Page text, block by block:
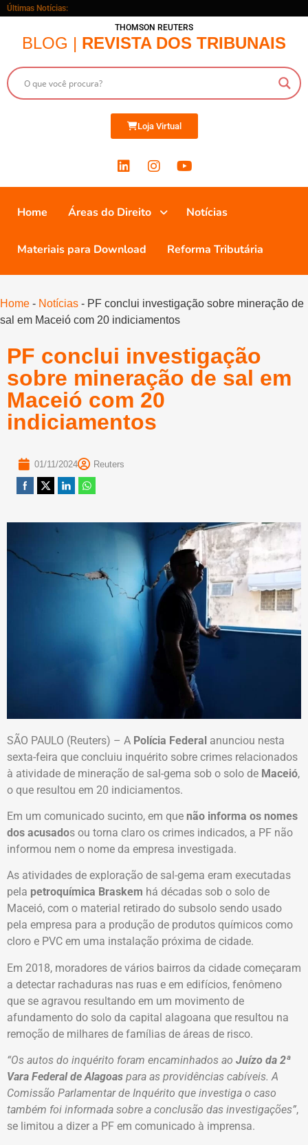
Últimas Notícias:
THOMSON REUTERS
BLOG | REVISTA DOS TRIBUNAIS
Loja Virtual
Home Áreas do Direito Notícias
Materiais para Download Reforma Tributária
Home - Notícias - PF conclui investigação sobre mineração de
sal em Maceió com 20 indiciamentos
PF conclui investigação
sobre mineração de sal em
Maceió com 20
indiciamentos
01/11/2024 Reuters
SÃO PAULO (Reuters) – A Polícia Federal anunciou nesta
sexta-feira que concluiu inquérito sobre crimes relacionados
à atividade de mineração de sal-gema sob o solo de Maceió,
o que resultou em 20 indiciamentos.
Em um comunicado sucinto, em que não informa os nomes
dos acusados ou torna claro os crimes indicados, a PF não
informou nem o nome da empresa investigada.
As atividades de exploração de sal-gema eram executadas
pela petroquímica Braskem há décadas sob o solo de
Maceió, com o material retirado do subsolo sendo usado
pela empresa para a produção de produtos químicos como
cloro e PVC em uma instalação próxima de cidade.
Em 2018, moradores de vários bairros da cidade começaram
a detectar rachaduras nas ruas e em edifícios, fenômeno
que se agravou resultando em um movimento de
afundamento do solo da capital alagoana que resultou na
remoção de milhares de famílias de áreas de risco.
“Os autos do inquérito foram encaminhados ao Juízo da 2ª
Vara Federal de Alagoas para as providências cabíveis. A
Comissão Parlamentar de Inquérito que investiga o caso
também foi informada sobre a conclusão das investigações”,
se limitou a dizer a PF em comunicado à imprensa.